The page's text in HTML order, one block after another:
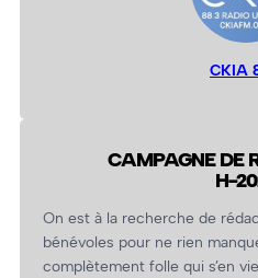
CKIA
CAMPAGNE DE
H-
On est à la recherche de
bénévoles pour ne rien
complètement folle qui s’en